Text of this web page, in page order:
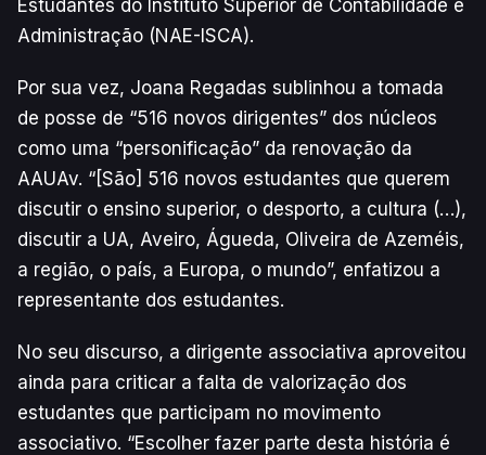
Estudantes do Instituto Superior de Contabilidade e
Administração (NAE-ISCA).
Por sua vez, Joana Regadas sublinhou a tomada
de posse de “516 novos dirigentes” dos núcleos
como uma “personificação” da renovação da
AAUAv. “[São] 516 novos estudantes que querem
discutir o ensino superior, o desporto, a cultura (…),
discutir a UA, Aveiro, Águeda, Oliveira de Azeméis,
a região, o país, a Europa, o mundo”, enfatizou a
representante dos estudantes.
No seu discurso, a dirigente associativa aproveitou
ainda para criticar a falta de valorização dos
estudantes que participam no movimento
associativo. “Escolher fazer parte desta história é